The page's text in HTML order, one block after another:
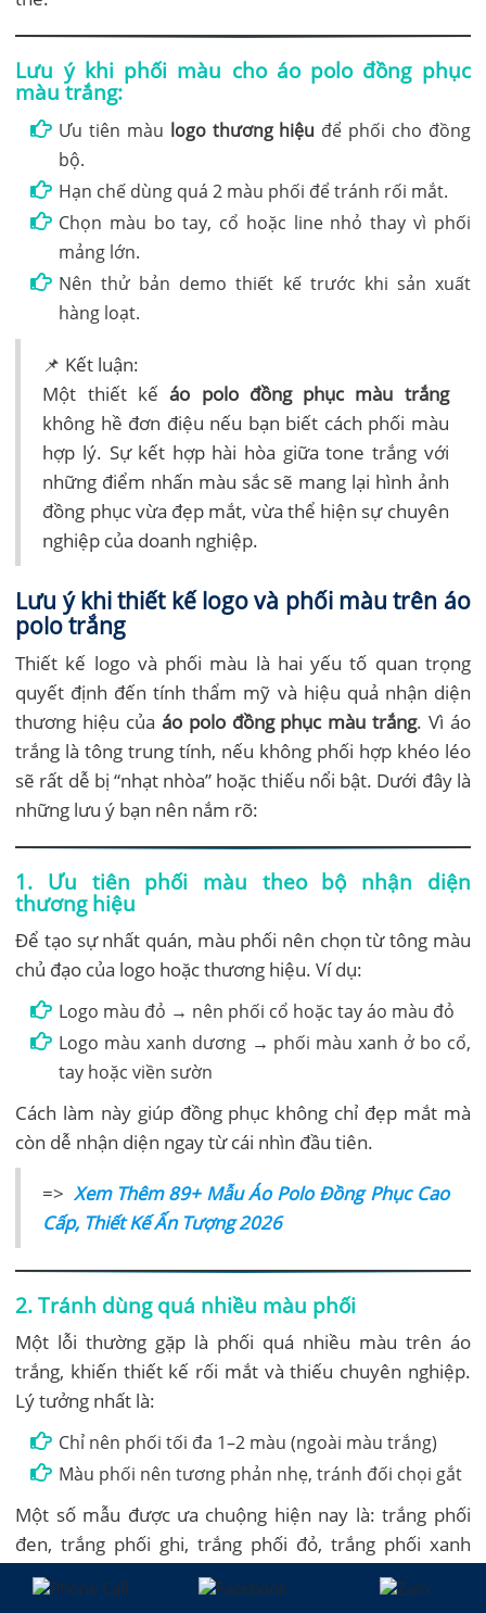
Lưu ý khi phối màu cho áo polo đồng phục
màu trắng:
Ưu tiên màu logo thương hiệu để phối cho đồng
bộ.
Hạn chế dùng quá 2 màu phối để tránh rối mắt.
Chọn màu bo tay, cổ hoặc line nhỏ thay vì phối
mảng lớn.
Nên thử bản demo thiết kế trước khi sản xuất
hàng loạt.
📌 Kết luận:
Một thiết kếáo polo đồng phục màu trắng
không hề đơn điệu nếu bạn biết cách phối màu
hợp lý. Sự kết hợp hài hòa giữa tone trắng với
những điểm nhấn màu sắc sẽ mang lại hình ảnh
đồng phục vừa đẹp mắt, vừa thể hiện sự chuyên
nghiệp của doanh nghiệp.
Lưu ý khi thiết kế logo và phối màu trên áo
polo trắng
Thiết kế logo và phối màu là hai yếu tố quan trọng
quyết định đến tính thẩm mỹ và hiệu quả nhận diện
thương hiệu của áo polo đồng phục màu trắng. Vì áo
trắng là tông trung tính, nếu không phối hợp khéo léo
sẽ rất dễ bị “nhạt nhòa” hoặc thiếu nổi bật. Dưới đây là
những lưu ý bạn nên nắm rõ:
1. Ưu tiên phối màu theo bộ nhận diện
thương hiệu
Để tạo sự nhất quán, màu phối nên chọn từ tông màu
chủ đạo của logo hoặc thương hiệu. Ví dụ:
Logo màu đỏ → nên phối cổ hoặc tay áo màu đỏ
Logo màu xanh dương → phối màu xanh ở bo cổ,
tay hoặc viền sườn
Cách làm này giúp đồng phục không chỉ đẹp mắt mà
còn dễ nhận diện ngay từ cái nhìn đầu tiên.
=> Xem Thêm 89+ Mẫu Áo Polo Đồng Phục Cao
Cấp, Thiết Kế Ấn Tượng 2026
2. Tránh dùng quá nhiều màu phối
Một lỗi thường gặp là phối quá nhiều màu trên áo
trắng, khiến thiết kế rối mắt và thiếu chuyên nghiệp.
Lý tưởng nhất là:
Chỉ nên phối tối đa 1–2 màu (ngoài màu trắng)
Màu phối nên tương phản nhẹ, tránh đối chọi gắt
Một số mẫu được ưa chuộng hiện nay là: trắng phối
đen, trắng phối ghi, trắng phối đỏ, trắng phối xanh
navy…